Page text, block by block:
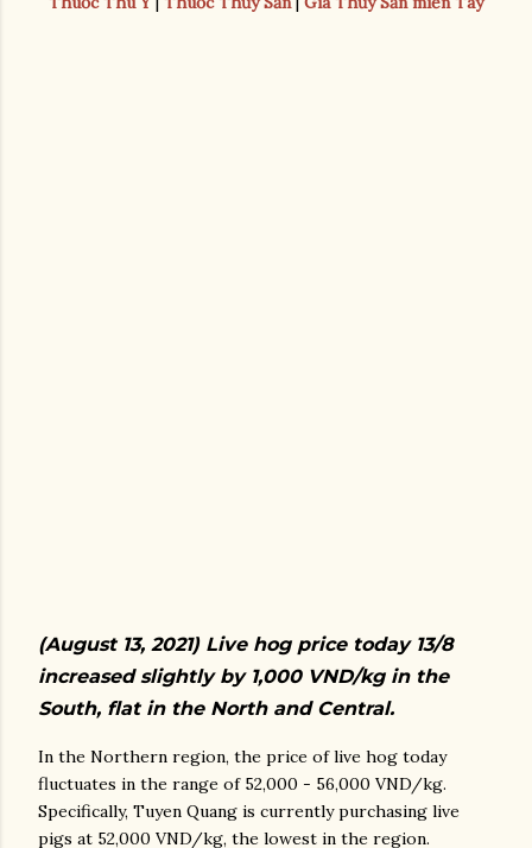
(August 13, 2021) Live hog price today 13/8
increased slightly by 1,000 VND/kg in the
South, flat in the North and Central.
In the Northern region, the price of live hog today
fluctuates in the range of 52,000 - 56,000 VND/kg.
Specifically, Tuyen Quang is currently purchasing live
pigs at 52,000 VND/kg, the lowest in the region.